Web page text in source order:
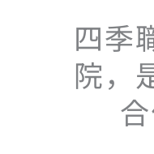
四季
院，